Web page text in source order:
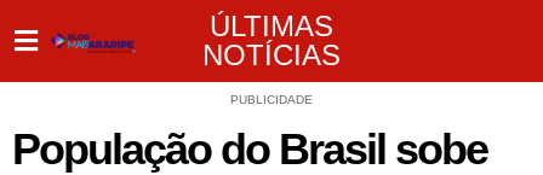
ÚLTIMAS
NOTÍCIAS
PUBLICIDADE
População do Brasil sobe